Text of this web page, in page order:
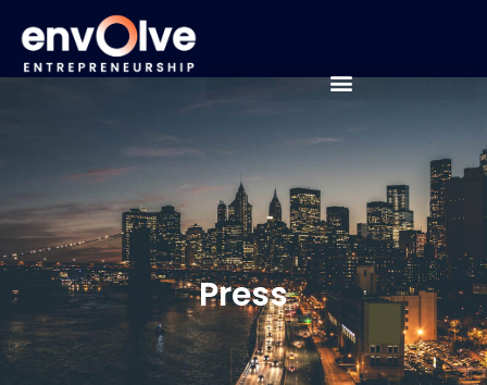
Press